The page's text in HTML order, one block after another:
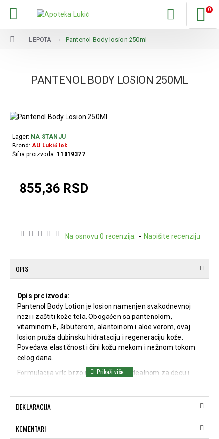
0
LEPOTA Pantenol Body losion 250ml
PANTENOL BODY LOSION 250ML
Na osnovu 0 recenzija. - Napišite recenziju
855,36 RSD
Lager: NA STANJU
Brend: AU Lukić lek
Šifra proizvoda: 11019377
OPIS
Opis proizvoda:
Pantenol Body Lotion je losion namenjen svakodnevnoj
nezi i zaštiti kože tela. Obogaćen sa pantenolom,
vitaminom E, ši buterom, alantoinom i aloe verom, ovaj
losion pruža dubinsku hidrataciju i regeneraciju kože.
Povećava elastičnost i čini kožu mekom i nežnom tokom
celog dana.
Formulacija vrlo brzo upija, čineći je idealnom za decu i
optimalnu negu osetljivoj koži, pre ili posle tuširanja.
Dejstvo:
Pantenol
DEKLARACIJA
KOMENTARI